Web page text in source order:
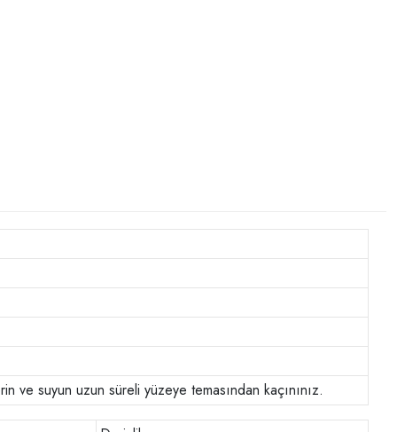
ve suyun uzun süreli yüzeye temasından kaçınınız.